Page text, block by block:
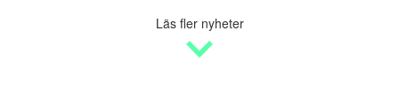
Läs fler nyheter